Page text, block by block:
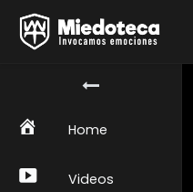
Home
Videos